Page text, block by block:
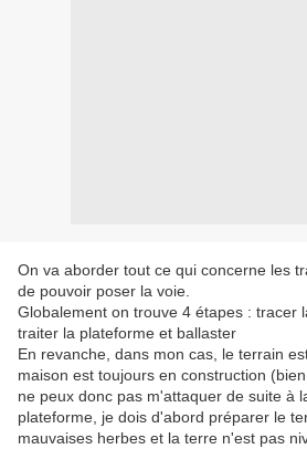
On va aborder tout ce qui concerne les
de pouvoir poser la voie.
Globalement on trouve 4 étapes : tracer
traiter la plateforme et ballaster
En revanche, dans mon cas, le terrain
maison est toujours en construction
ne peux donc pas m'attaquer de suite à
plateforme, je dois d'abord préparer le
mauvaises herbes et la terre n'est pas